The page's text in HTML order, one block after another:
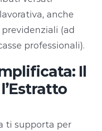
anche
(ad
professionali).
Il
ti supporta per